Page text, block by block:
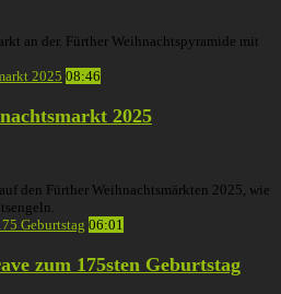
an der. Fürther Weihnachtspyramide mit
08:46
2025
den Fürther Weihnachtsmärkten 2025, wie
06:01
zum 175sten Geburtstag